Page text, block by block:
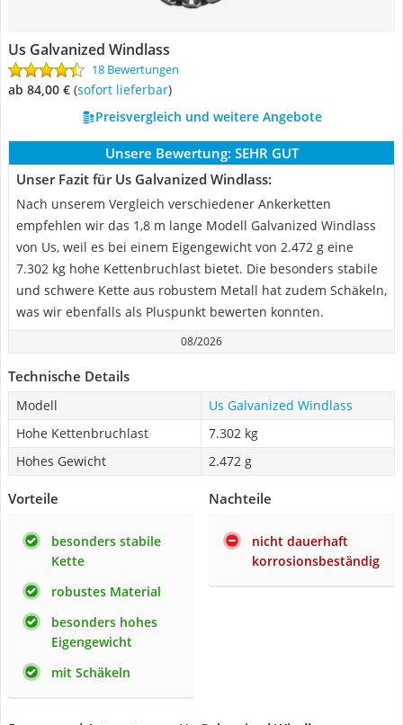
Us Galvanized Windlass
18 Bewertungen
ab 84,00 € ( Sofort lieferbar)
Preisvergleich und weitere Angebote
Unsere Bewertung: SEHR GUT
Unser Fazit für Us Galvanized Windlass:
Nach unserem Vergleich verschiedener Ankerketten
empfehlen wir das 1,8 m lange Modell Galvanized Windlass
von Us, weil es bei einem Eigengewicht von 2.472 g eine
7.302 kg hohe Kettenbruchlast bietet. Die besonders stabile
und schwere Kette aus robustem Metall hat zudem Schäkeln,
was wir ebenfalls als Pluspunkt bewerten konnten.
08/2026
Technische Details
Modell
Us Galvanized Windlass
Hohe Kettenbruchlast
7.302 kg
Hohes Gewicht
2.472 g
Vorteile
besonders stabile
Kette
robustes Material
besonders hohes
Eigengewicht
mit Schäkeln
Nachteile
nicht dauerhaft
korrosionsbeständig